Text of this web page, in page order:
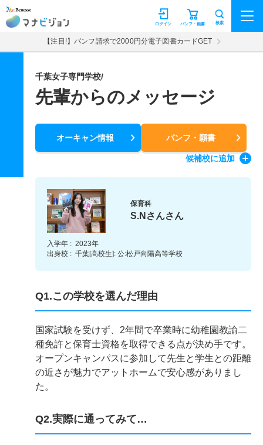
マナビジョン パンフ・願書
ログイン 検索
【注目!】パンフ請求で2000円分電子図書カードGET
千葉女子専門学校/
先輩からのメッセージ
オーキャン情報 パンフ・願書
候補校に追加
保育科
S.Nさんさん
入学年 : 2023年
出身校 : 千葉[高校生]: 公:松戸向陽高等学校
Q1.この学校を選んだ理由
国家試験を受けず、2年間で卒業時に幼稚園教諭二
種免許と保育士資格を取得できる点が決め手です。
オープンキャンパスに参加して先生と学生との距離
の近さが魅力でアットホームで安心感がありまし
た。
Q2.実際に通ってみて…